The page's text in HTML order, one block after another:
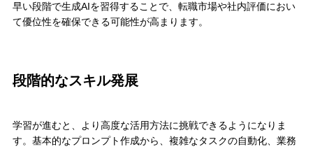
早い段階で生成AIを習得することで、転職市場や社内評価におい
て優位性を確保できる可能性が高まります。
段階的なスキル発展
学習が進むと、より高度な活用方法に挑戦できるようになりま
す。基本的なプロンプト作成から、複雑なタスクの自動化、業務